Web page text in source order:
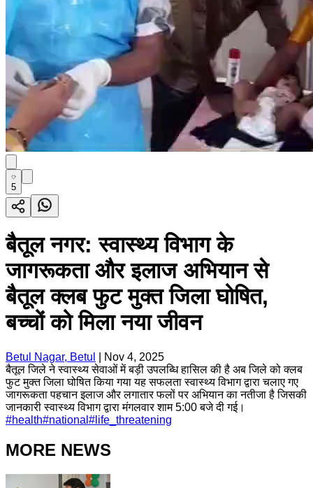
5
बैतूल नगर: स्वास्थ्य विभाग के
जागरूकता और इलाज अभियान से
बैतूल क्लब फुट मुक्त जिला घोषित,
बच्चों को मिला नया जीवन
Betul Nagar, Betul
Nov 4, 2025
बैतूल जिले ने स्वास्थ्य सेवाओं में बड़ी उपलब्धि हासिल की है अब जिले को क्लब
फुट मुक्त जिला घोषित किया गया यह सफलता स्वास्थ्य विभाग द्वारा चलाए गए
जागरूकता पहचान इलाज और लगातार फलों पर अभियान का नतीजा है जिसकी
जानकारी स्वास्थ्य विभाग द्वारा मंगलवार शाम 5:00 बजे दी गई।
#health#national # life_threatening
MORE NEWS